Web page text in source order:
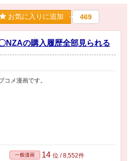
お気に入りに追加 469
NZAの購入履歴全部見られる
コメ漫画です。
一般漫画 14 位 / 8,552件